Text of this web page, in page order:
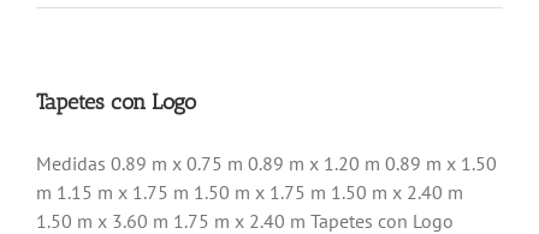
Tapetes con Logo
Medidas 0.89 m x 0.75 m 0.89 m x 1.20 m 0.89 m x 1.50
m 1.15 m x 1.75 m 1.50 m x 1.75 m 1.50 m x 2.40 m
1.50 m x 3.60 m 1.75 m x 2.40 m Tapetes con Logo